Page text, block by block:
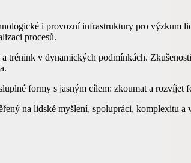
i provozní infrastruktury pro výzkum
procesů.
trénink v dynamických podmínkách.
formy s jasným cílem: zkoumat a rozvíjet
na lidské myšlení, spolupráci, komplexitu